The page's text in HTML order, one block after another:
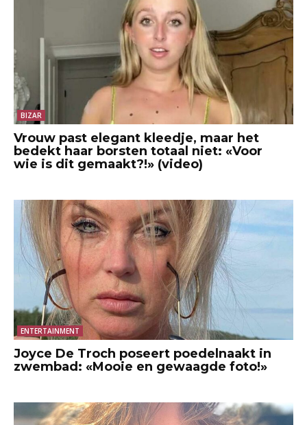
BIZAR
Vrouw past elegant kleedje, maar het
bedekt haar borsten totaal niet: «Voor
wie is dit gemaakt?!» (video)
ENTERTAINMENT
Joyce De Troch poseert poedelnaakt in
zwembad: «Mooie en gewaagde foto!»